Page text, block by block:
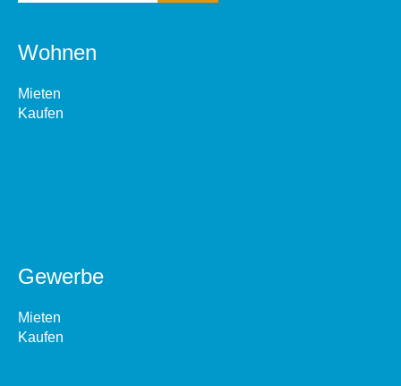
Wohnen
Mieten
Kaufen
Gewerbe
Mieten
Kaufen